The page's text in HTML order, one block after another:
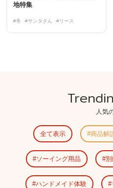
地特集
#冬 #サンタさん #リース
人気
全て表示 商品解
ソーイング用品 別
ハンドメイド体験